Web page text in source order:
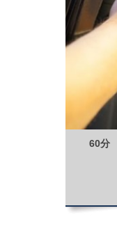
60分